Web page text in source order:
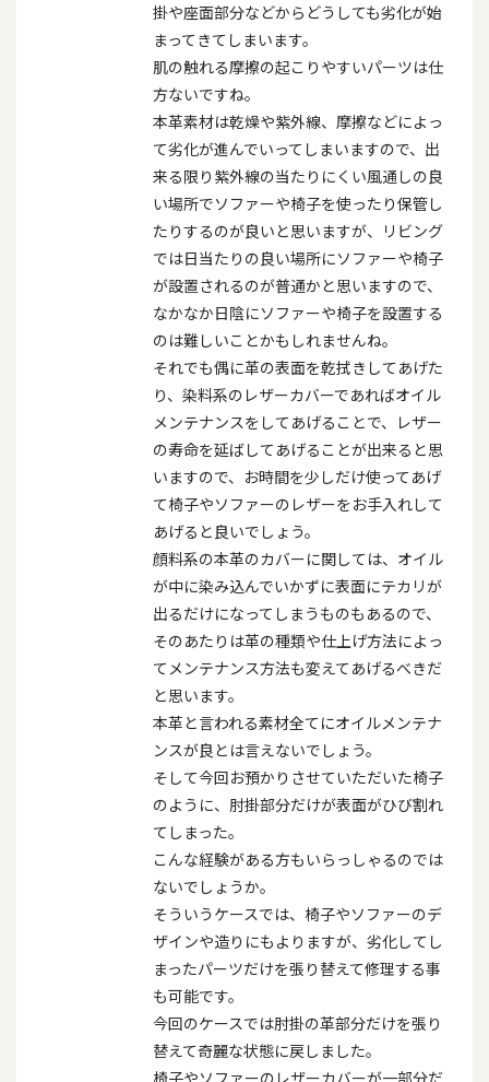
掛や座面部分などからどうしても劣化が始
まってきてしまいます。
肌の触れる摩擦の起こりやすいパーツは仕
方ないですね。
本革素材は乾燥や紫外線、摩擦などによっ
て劣化が進んでいってしまいますので、出
来る限り紫外線の当たりにくい風通しの良
い場所でソファーや椅子を使ったり保管し
たりするのが良いと思いますが、リビング
では日当たりの良い場所にソファーや椅子
が設置されるのが普通かと思いますので、
なかなか日陰にソファーや椅子を設置する
のは難しいことかもしれませんね。
それでも偶に革の表面を乾拭きしてあげた
り、染料系のレザーカバーであればオイル
メンテナンスをしてあげることで、レザー
の寿命を延ばしてあげることが出来ると思
いますので、お時間を少しだけ使ってあげ
て椅子やソファーのレザーをお手入れして
あげると良いでしょう。
顔料系の本革のカバーに関しては、オイル
が中に染み込んでいかずに表面にテカリが
出るだけになってしまうものもあるので、
そのあたりは革の種類や仕上げ方法によっ
てメンテナンス方法も変えてあげるべきだ
と思います。
本革と言われる素材全てにオイルメンテナ
ンスが良とは言えないでしょう。
そして今回お預かりさせていただいた椅子
のように、肘掛部分だけが表面がひび割れ
てしまった。
こんな経験がある方もいらっしゃるのでは
ないでしょうか。
そういうケースでは、椅子やソファーのデ
ザインや造りにもよりますが、劣化してし
まったパーツだけを張り替えて修理する事
も可能です。
今回のケースでは肘掛の革部分だけを張り
替えて奇麗な状態に戻しました。
椅子やソファーのレザーカバーが一部分だ